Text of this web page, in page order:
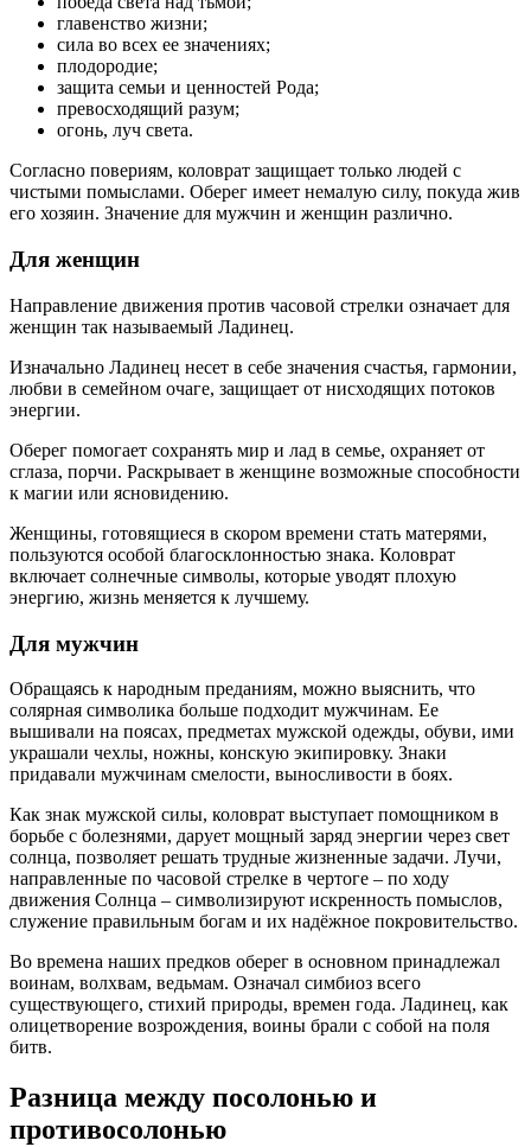
главенство жизни;
сила во всех ее значениях;
плодородие;
защита семьи и ценностей Рода;
превосходящий разум;
огонь, луч света.
Согласно повериям, коловрат защищает только людей с
чистыми помыслами. Оберег имеет немалую силу, покуда жив
его хозяин. Значение для мужчин и женщин различно.
Для женщин
Направление движения против часовой стрелки означает для
женщин так называемый Ладинец.
Изначально Ладинец несет в себе значения счастья, гармонии,
любви в семейном очаге, защищает от нисходящих потоков
энергии.
Оберег помогает сохранять мир и лад в семье, охраняет от
сглаза, порчи. Раскрывает в женщине возможные способности
к магии или ясновидению.
Женщины, готовящиеся в скором времени стать матерями,
пользуются особой благосклонностью знака. Коловрат
включает солнечные символы, которые уводят плохую
энергию, жизнь меняется к лучшему.
Для мужчин
Обращаясь к народным преданиям, можно выяснить, что
солярная символика больше подходит мужчинам. Ее
вышивали на поясах, предметах мужской одежды, обуви, ими
украшали чехлы, ножны, конскую экипировку. Знаки
придавали мужчинам смелости, выносливости в боях.
Как знак мужской силы, коловрат выступает помощником в
борьбе с болезнями, дарует мощный заряд энергии через свет
солнца, позволяет решать трудные жизненные задачи. Лучи,
направленные по часовой стрелке в чертоге – по ходу
движения Солнца – символизируют искренность помыслов,
служение правильным богам и их надёжное покровительство.
Во времена наших предков оберег в основном принадлежал
воинам, волхвам, ведьмам. Означал симбиоз всего
существующего, стихий природы, времен года. Ладинец, как
олицетворение возрождения, воины брали с собой на поля
битв.
Разница между посолонью и
противосолонью